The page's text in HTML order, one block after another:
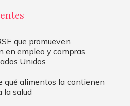
que promueven
en empleo y compras
Unidos
qué alimentos la contienen
la salud